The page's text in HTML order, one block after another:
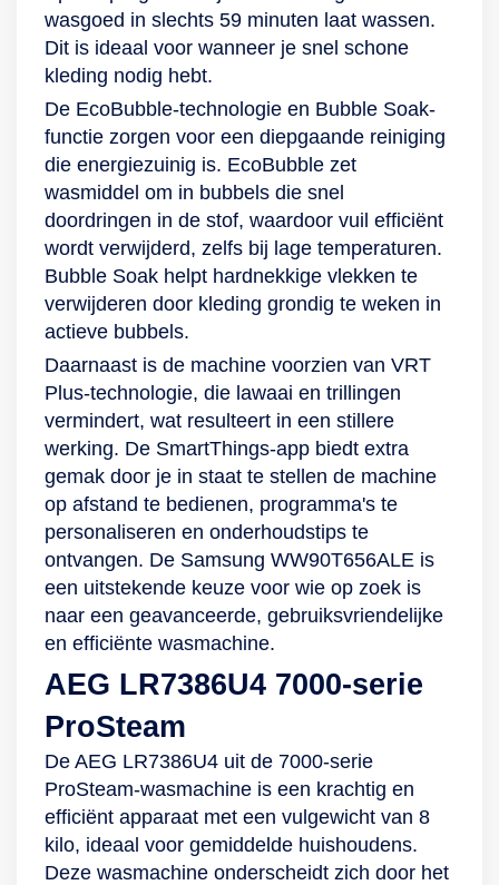
wasgoed in slechts 59 minuten laat wassen.
Dit is ideaal voor wanneer je snel schone
kleding nodig hebt.
De EcoBubble-technologie en Bubble Soak-
functie zorgen voor een diepgaande reiniging
die energiezuinig is. EcoBubble zet
wasmiddel om in bubbels die snel
doordringen in de stof, waardoor vuil efficiënt
wordt verwijderd, zelfs bij lage temperaturen.
Bubble Soak helpt hardnekkige vlekken te
verwijderen door kleding grondig te weken in
actieve bubbels.
Daarnaast is de machine voorzien van VRT
Plus-technologie, die lawaai en trillingen
vermindert, wat resulteert in een stillere
werking. De SmartThings-app biedt extra
gemak door je in staat te stellen de machine
op afstand te bedienen, programma's te
personaliseren en onderhoudstips te
ontvangen. De Samsung WW90T656ALE is
een uitstekende keuze voor wie op zoek is
naar een geavanceerde, gebruiksvriendelijke
en efficiënte wasmachine.
AEG LR7386U4 7000-serie
ProSteam
De AEG LR7386U4 uit de 7000-serie
ProSteam-wasmachine is een krachtig en
efficiënt apparaat met een vulgewicht van 8
kilo, ideaal voor gemiddelde huishoudens.
Deze wasmachine onderscheidt zich door het